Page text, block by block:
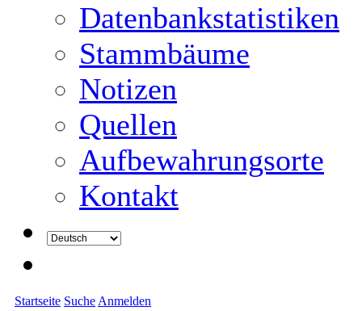
Datenbankstatistiken
Stammbäume
Notizen
Quellen
Aufbewahrungsorte
Kontakt
Startseite Suche Anmelden